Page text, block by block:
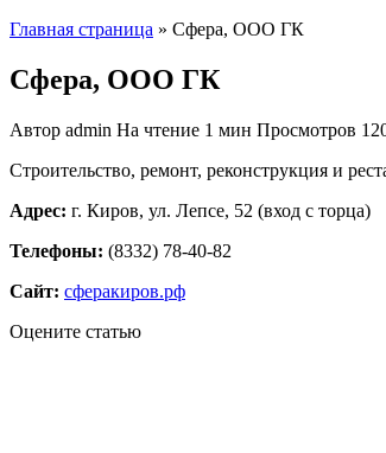
Главная страница » Сфера, ООО ГК
Сфера, ООО ГК
Автор admin На чтение 1 мин Просмотров
Строительство, ремонт, реконструкция и
Адрес: г. Киров, ул. Лепсе, 52 (вход с торца)
Телефоны: (8332) 78-40-82
Сайт: сферакиров.рф
Оцените статью